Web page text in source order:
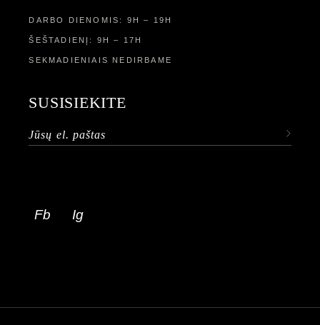
DARBO DIENOMIS: 9H – 19H
ŠEŠTADIENĮ: 9H – 17H
SEKMADIENIAIS NEDIRBAME
SUSISIEKITE
Fb Ig